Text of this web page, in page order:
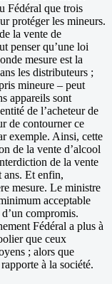
Fédéral que trois
protéger les mineurs.
la vente de
penser qu’une loi
mesure est la
les distributeurs ;
mineure – peut
appareils sont
de l’acheteur de
de contourner ce
exemple. Ainsi, cette
de la vente d’alcool
de la vente
ans. Et enfin,
mesure. Le ministre
acceptable
compromis.
Fédéral a plus à
que ceux
; alors que
à la société.